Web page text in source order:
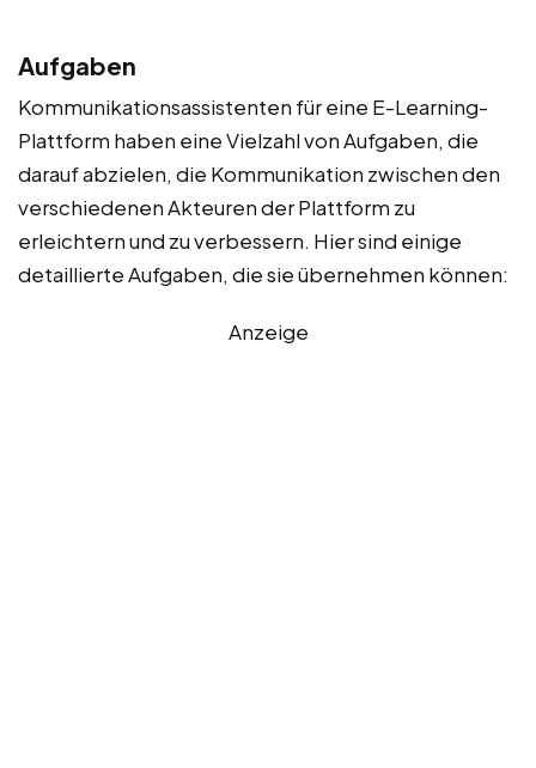
Aufgaben
Kommunikationsassistenten für eine E-Learning-
Plattform haben eine Vielzahl von Aufgaben, die
darauf abzielen, die Kommunikation zwischen den
verschiedenen Akteuren der Plattform zu
erleichtern und zu verbessern. Hier sind einige
detaillierte Aufgaben, die sie übernehmen können:
Anzeige